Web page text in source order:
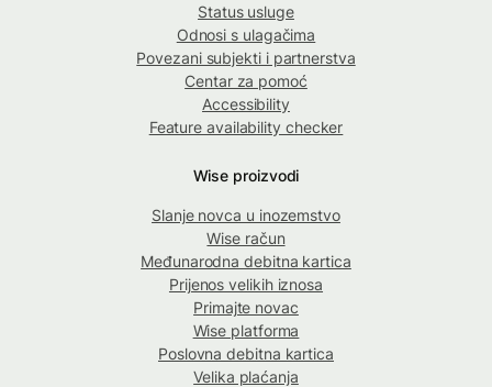
Status usluge
Odnosi s ulagačima
Povezani subjekti i partnerstva
Centar za pomoć
Accessibility
Feature availability checker
Wise proizvodi
Slanje novca u inozemstvo
Wise račun
Međunarodna debitna kartica
Prijenos velikih iznosa
Primajte novac
Wise platforma
Poslovna debitna kartica
Velika plaćanja